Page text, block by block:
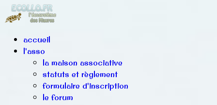
accueil
l'asso
la maison associative
statuts et règlement
formulaire d'inscription
le forum